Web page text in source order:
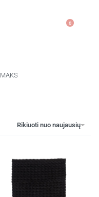
0
MAKS
Rikiuoti nuo naujausių